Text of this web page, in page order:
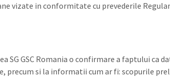
vizate in conformitate cu prevederile
GSC Romania o confirmare a faptului ca
precum si la informatii cum ar fi: scopurile